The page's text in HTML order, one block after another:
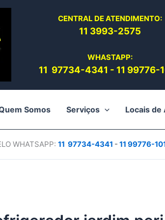
CENTRAL DE ATENDIMENTO:
11 3993-2575
WHASTAPP:
11 97734-4341 - 11 99776-
Somos Serviços Locais
WHATSAPP: 11 97734-4341 - 11 99776-